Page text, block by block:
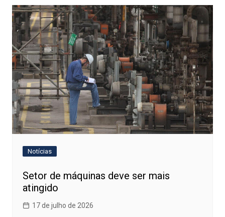
Notícias
Setor de máquinas deve ser mais
atingido
17 de julho de 2026